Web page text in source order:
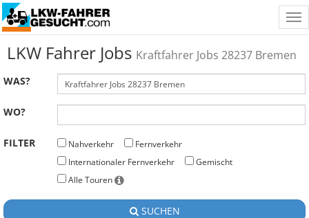
LKW Fahrer Jobs Kraftfahrer Jobs 28237 Bremen
WAS?
WO?
FILTER Nahverkehr
Fernverkehr
Internationaler Fernverkehr
Gemischt
Alle Touren
SUCHEN